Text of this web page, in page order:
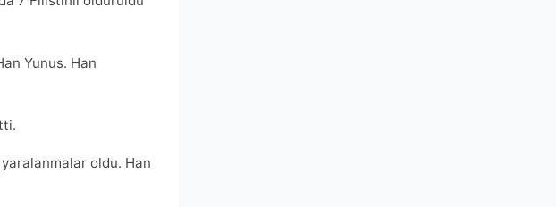
Yunus. Han
oldu. Han